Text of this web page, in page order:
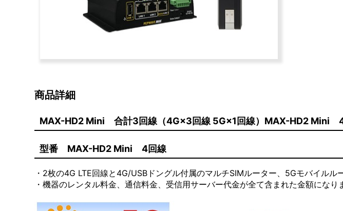
商品詳細
MAX-HD2 Mini 合計3回線（4G×3回線 5G×1回線）MAX-HD2 Mini
型番 MAX-HD2 Mini 4回線
・2枚の4G LTE回線と4G/USBドングル付属のマルチSIMルーター、5Gモバイルル
・機器のレンタル料金、通信料金、受信用サーバー代金が全て含まれた金額になり